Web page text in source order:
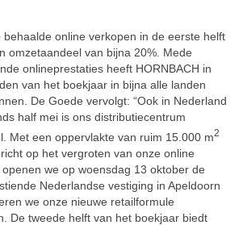
behaalde online verkopen in de eerste helft
omzetaandeel van bijna 20%. Mede
onlineprestaties heeft HORNBACH in
van het boekjaar in bijna alle landen
De Goede vervolgt: “Ook in Nederland
half mei is ons distributiecentrum
Met een oppervlakte van ruim 15.000 m2
op het vergroten van onze online
we op woensdag 13 oktober de
Nederlandse vestiging in Apeldoorn
we onze nieuwe retailformule
De tweede helft van het boekjaar biedt